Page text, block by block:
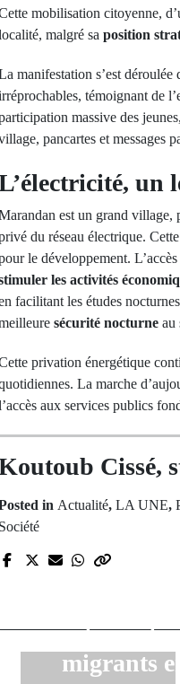
mobilisation citoyenne,
malgré sa position
manifestation s’est déroulée
témoignant de
massive des
pancartes et messages
un
est un grand village,
du réseau électrique.
le développement.
les activités
facilitant les études
sécurité nocturne au
privation énergétique
La marche
aux services publics
Cissé,
in Actualité, LA UNE,
Société
intercepte
migrants